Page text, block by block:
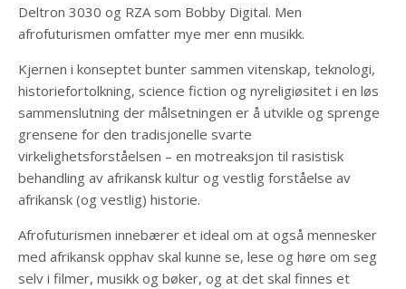
Deltron 3030 og RZA som Bobby Digital. Men
afrofuturismen omfatter mye mer enn musikk.
Kjernen i konseptet bunter sammen vitenskap, teknologi,
historiefortolkning, science fiction og nyreligiøsitet i en løs
sammenslutning der målsetningen er å utvikle og sprenge
grensene for den tradisjonelle svarte
virkelighetsforståelsen – en motreaksjon til rasistisk
behandling av afrikansk kultur og vestlig forståelse av
afrikansk (og vestlig) historie.
Afrofuturismen innebærer et ideal om at også mennesker
med afrikansk opphav skal kunne se, lese og høre om seg
selv i filmer, musikk og bøker, og at det skal finnes et